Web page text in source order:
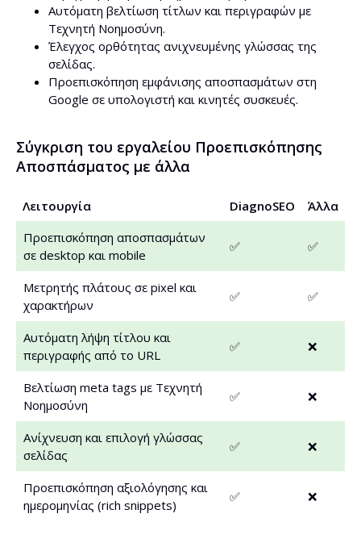
Αυτόματη βελτίωση τίτλων και περιγραφών με
Τεχνητή Νοημοσύνη.
Έλεγχος ορθότητας ανιχνευμένης γλώσσας της
σελίδας.
Προεπισκόπηση εμφάνισης αποσπασμάτων στη
Google σε υπολογιστή και κινητές συσκευές.
Σύγκριση του εργαλείου Προεπισκόπησης
Αποσπάσματος με άλλα
Λειτουργία DiagnoSEO
Άλλα
Προεπισκόπηση αποσπασμάτων
σε desktop και mobile
✅ ✅
Μετρητής πλάτους σε pixel και
χαρακτήρων
✅ ✅
Αυτόματη λήψη τίτλου και
περιγραφής από το URL
✅ ❌
Βελτίωση meta tags με Τεχνητή
Νοημοσύνη
✅ ❌
Ανίχνευση και επιλογή γλώσσας
σελίδας
✅ ❌
Προεπισκόπηση αξιολόγησης και
ημερομηνίας (rich snippets)
✅ ❌